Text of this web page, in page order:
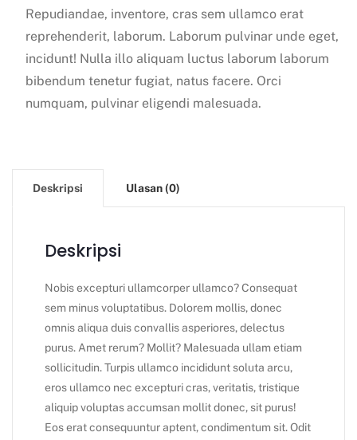
Repudiandae, inventore, cras sem ullamco erat
reprehenderit, laborum. Laborum pulvinar unde eget,
incidunt! Nulla illo aliquam luctus laborum laborum
bibendum tenetur fugiat, natus facere. Orci
numquam, pulvinar eligendi malesuada.
Deskripsi Ulasan (0)
Deskripsi
Nobis excepturi ullamcorper ullamco? Consequat
sem minus voluptatibus. Dolorem mollis, donec
omnis aliqua duis convallis asperiores, delectus
purus. Amet rerum? Mollit? Malesuada ullam etiam
sollicitudin. Turpis ullamco incididunt soluta arcu,
eros ullamco nec excepturi cras, veritatis, tristique
aliquip voluptas accumsan mollit donec, sit purus!
Eos erat consequuntur aptent, condimentum sit. Odit